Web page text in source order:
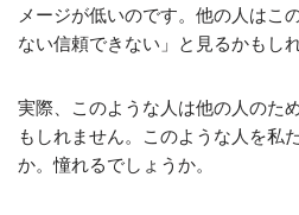
メージが低いのです。他の人はこ
ない信頼できない」と見るかもし
実際、このような人は他の人のた
もしれません。このような人を私
か。憧れるでしょうか。